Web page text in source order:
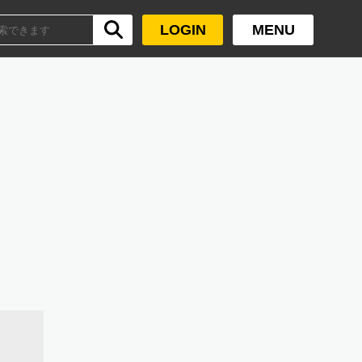
LOGIN MENU